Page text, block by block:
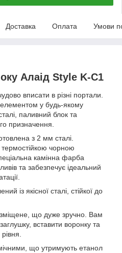
Доставка Оплата Умови
Алаід Style K-C1
вписати в різні портали.
у будь-якому
паливний блок та
призначення.
з 2 мм сталі.
чорною
камінна фарба
та забезпечує ідеальний
із якісної сталі, стійкої до
що дуже зручно. Вам
вставити воронку та
що утримують етанол